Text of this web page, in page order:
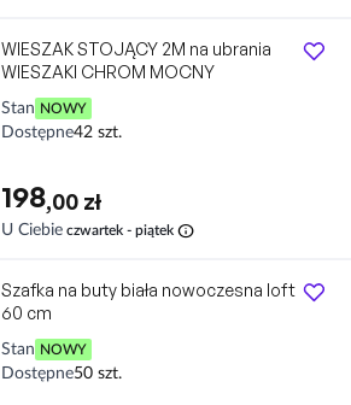
WIESZAK STOJĄCY 2M na ubrania
WIESZAKI CHROM MOCNY
Stan NOWY
Dostępne42 szt.
198,00 zł
Szafka na buty biała nowoczesna loft
60 cm
Stan NOWY
Dostępne50 szt.